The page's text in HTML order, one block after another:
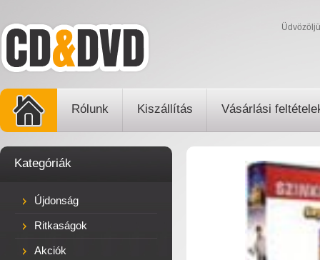
Rólunk Kiszállítás Vásárlási
Kategóriák
Újdonság
Ritkaságok
Akciók